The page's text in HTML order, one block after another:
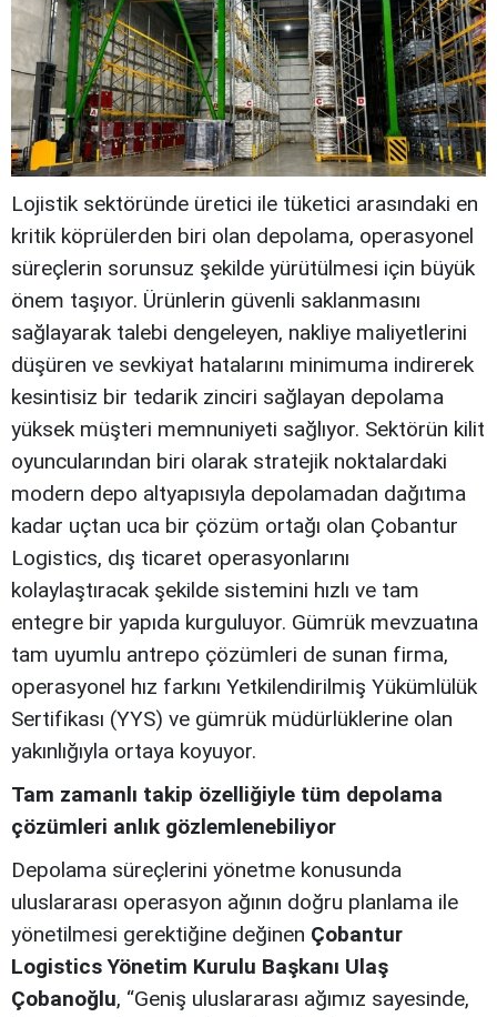
Lojistik sektöründe üretici ile tüketici arasındaki en
kritik köprülerden biri olan depolama, operasyonel
süreçlerin sorunsuz şekilde yürütülmesi için büyük
önem taşıyor. Ürünlerin güvenli saklanmasını
sağlayarak talebi dengeleyen, nakliye maliyetlerini
düşüren ve sevkiyat hatalarını minimuma indirerek
kesintisiz bir tedarik zinciri sağlayan depolama
yüksek müşteri memnuniyeti sağlıyor. Sektörün kilit
oyuncularından biri olarak stratejik noktalardaki
modern depo altyapısıyla depolamadan dağıtıma
kadar uçtan uca bir çözüm ortağı olan Çobantur
Logistics, dış ticaret operasyonlarını
kolaylaştıracak şekilde sistemini hızlı ve tam
entegre bir yapıda kurguluyor. Gümrük mevzuatına
tam uyumlu antrepo çözümleri de sunan firma,
operasyonel hız farkını Yetkilendirilmiş Yükümlülük
Sertifikası (YYS) ve gümrük müdürlüklerine olan
yakınlığıyla ortaya koyuyor.
Tam zamanlı takip özelliğiyle tüm depolama
çözümleri anlık gözlemlenebiliyor
Depolama süreçlerini yönetme konusunda
uluslararası operasyon ağının doğru planlama ile
yönetilmesi gerektiğine değinen Çobantur
Logistics Yönetim Kurulu Başkanı Ulaş
Çobanoğlu, “Geniş uluslararası ağımız sayesinde,